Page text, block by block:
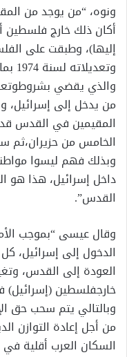
ونوه،“من يوجدمن
أكانذلكخارجفلسطين
إليها)، وطبقتعلى
وتعديلاته لسنة بما
والذي يقضي بشروط
من يدخل إلى إسرائيل،
المقيمين في القدس قد
الخامسمنحزيران،ثم
وبذلك فهم ليسوا
داخل إسرائيل، هذا هو
القدس”.
وقالعيسى “بموجب
الدخول إلى إسرائيل، كل
العودة إلى القدس،
خارجفلسطين(إسرائيل)
وبالتالي يتم سحبحق
من أجل إعادة التوازن
السكان العرب أقلية في